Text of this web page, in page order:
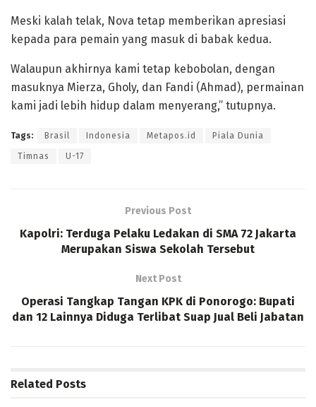
Meski kalah telak, Nova tetap memberikan apresiasi
kepada para pemain yang masuk di babak kedua.
Walaupun akhirnya kami tetap kebobolan, dengan
masuknya Mierza, Gholy, dan Fandi (Ahmad), permainan
kami jadi lebih hidup dalam menyerang,” tutupnya.
Tags: Brasil Indonesia Metapos.id Piala Dunia
Timnas U-17
Previous Post
Kapolri: Terduga Pelaku Ledakan di SMA 72 Jakarta
Merupakan Siswa Sekolah Tersebut
Next Post
Operasi Tangkap Tangan KPK di Ponorogo: Bupati
dan 12 Lainnya Diduga Terlibat Suap Jual Beli Jabatan
Related Posts